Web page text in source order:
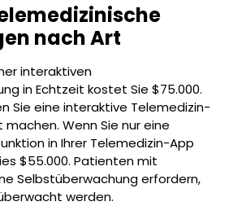
nach Art
interaktiven
in Echtzeit kostet Sie $75.000.
Sie eine interaktive Telemedizin-
machen. Wenn Sie nur eine
in Ihrer Telemedizin-App
$55.000. Patienten mit
Selbstüberwachung erfordern,
werden.